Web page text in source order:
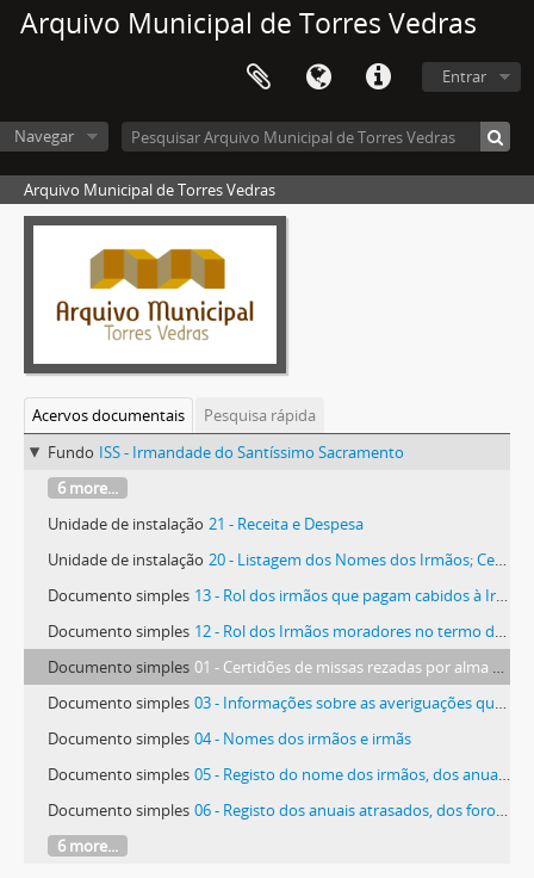
Arquivo Municipal de Torres Vedras
Entrar
Navegar
Arquivo Municipal de Torres Vedras
Acervos documentais
Pesquisa rápida
Fundo ISS - Irmandade do Santíssimo Sacramento
6 more...
Unidade de instalação 21 - Receita e Despesa
Unidade de instalação 20 - Listagem dos Nomes dos Irmãos; Certidões dos Sufrágios que se fazem pelas Almas dos Irmãos Falecidos
Documento simples 13 - Rol dos irmãos que pagam cabidos à Irmandade
Documento simples 12 - Rol dos Irmãos moradores no termo da vila para a cobrança dos cabidos
Documento simples 01 - Certidões de missas rezadas por alma e esmola
Documento simples 03 - Informações sobre as averiguações que se fizeram de várias Escrituras
Documento simples 04 - Nomes dos irmãos e irmãs
Documento simples 05 - Registo do nome dos irmãos, dos anuais e dos valores em atraso
Documento simples 06 - Registo dos anuais atrasados, dos foros, dos juros, das obrigações a cumprir, dos ordenados e do nome de quem compõe a mesa
6 more...